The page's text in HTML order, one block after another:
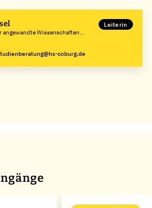
angewandte Wissenschaften
Leiterin
coburg.de